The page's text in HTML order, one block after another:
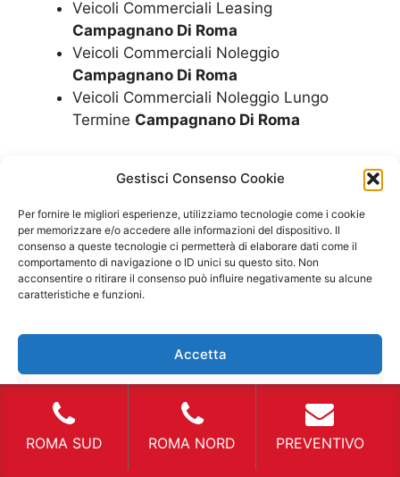
Gestisci Consenso Cookie
Per fornire le migliori esperienze, utilizziamo tecnologie come i cookie
per memorizzare e/o accedere alle informazioni del dispositivo. Il
consenso a queste tecnologie ci permetterà di elaborare dati come il
comportamento di navigazione o ID unici su questo sito. Non
acconsentire o ritirare il consenso può influire negativamente su alcune
caratteristiche e funzioni.
Accetta
Visualizza le preferenze
Veicoli Commerciali Leasing
Campagnano Di Roma
Veicoli Commerciali Noleggio
Campagnano Di Roma
Veicoli Commerciali Noleggio Lungo
Termine Campagnano Di Roma
Approfondimento su
Affitto Furgone
Campagnano Di Roma
Il mondo professionale nel settore del noleggio
che sta cambiando l’idea dell’Affitto Furgone
Campagnano Di Romaper diversi usi e diverse
tematiche. Ogni volta che si parla di noleggio le
domande che si hanno sono tantissime, quali
sono gli eventuali costi, i problemi derivanti da
incidenti e quanto siano affidabili. L’ Affitto
ROMA SUD ROMA NORD PREVENTIVO